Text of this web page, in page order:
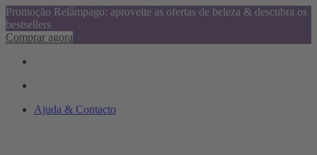
Promoção Relâmpago: aproveite as ofertas de beleza & descubra os
bestsellers
Comprar agora
Ajuda & Contacto